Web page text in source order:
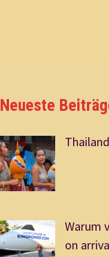
Neueste
Warum
on